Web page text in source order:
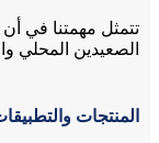
تتمثل مهمتنا في
الصعيدين المحلي
المنتجات